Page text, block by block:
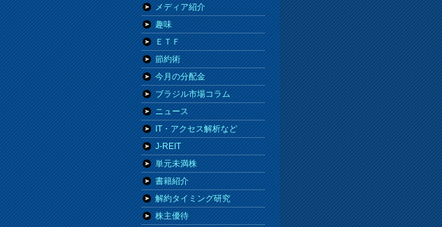
メディア紹介
趣味
ＥＴＦ
節約術
今月の分配金
ブラジル市場コラム
ニュース
IT・アクセス解析など
J-REIT
単元未満株
書籍紹介
解約タイミング研究
株主優待